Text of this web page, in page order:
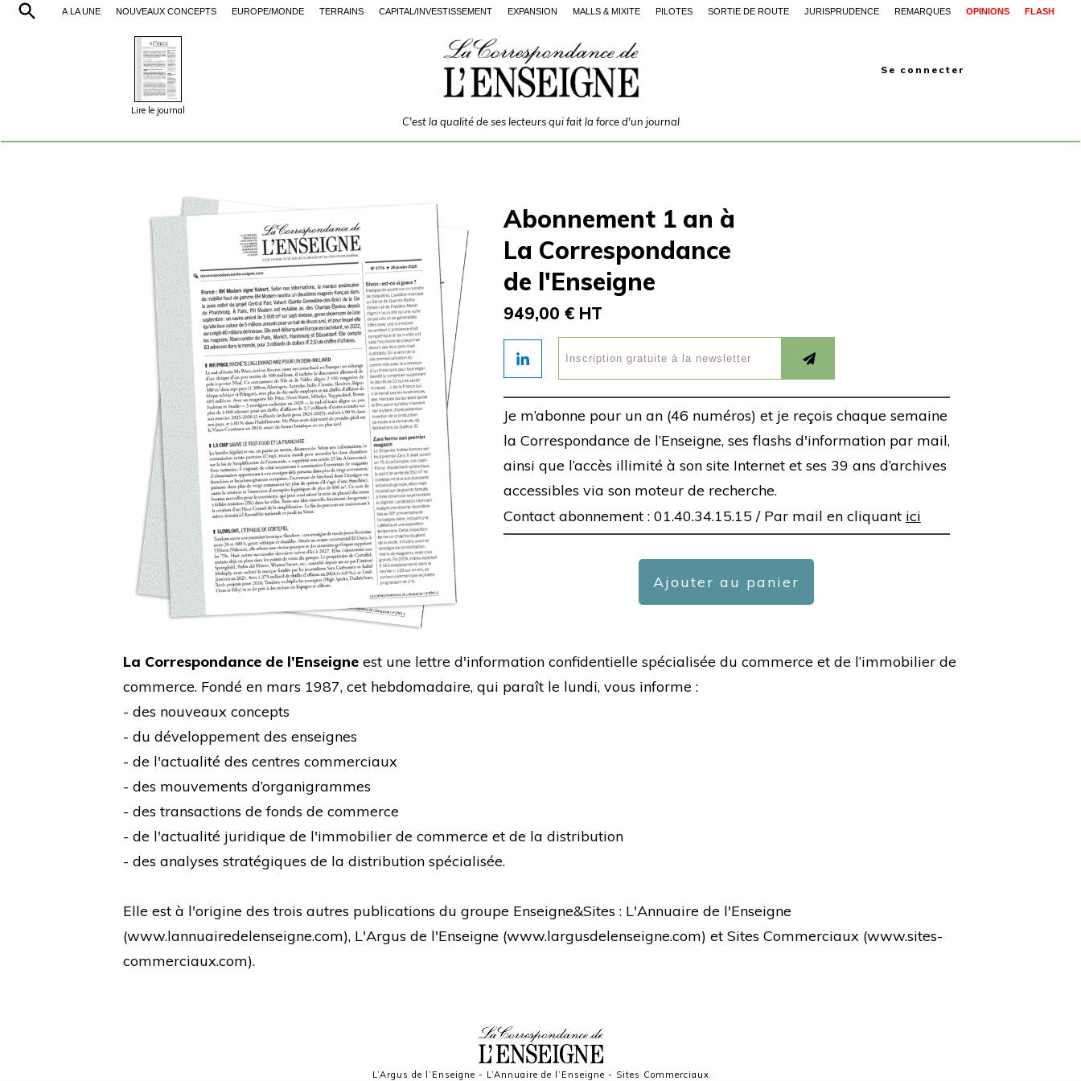
À LA UNE NOUVEAUX CONCEPTS EUROPE/MONDE TERRAINS CAPITAL/INVESTISSEMENT EXPANSION MALLS & MIXITÉ PILOTES SORTIE DE ROUTE JURISPRUDENCE REMARQUES OPINIONS FLASH
Lire le journal
C'est la qualité de ses lecteurs qui fait la force d'un journal
Se connecter
Abonnement 1 an à
La Correspondance
de l'Enseigne
949,00 € HT
Je m’abonne pour un an (46 numéros) et je reçois chaque semaine
la Correspondance de l’Enseigne, ses flashs d'information par mail,
ainsi que l’accès illimité à son site Internet et ses 39 ans d’archives
accessibles via son moteur de recherche.
Contact abonnement : 01.40.34.15.15 / Par mail en cliquant ici
Ajouter au panier
La Correspondance de l’Enseigne est une lettre d'information confidentielle spécialisée du commerce et de l’immobilier de
commerce. Fondé en mars 1987, cet hebdomadaire, qui paraît le lundi, vous informe :
- des nouveaux concepts
- du développement des enseignes
- de l'actualité des centres commerciaux
- des mouvements d’organigrammes
- des transactions de fonds de commerce
- de l'actualité juridique de l'immobilier de commerce et de la distribution
- des analyses stratégiques de la distribution spécialisée.
Elle est à l'origine des trois autres publications du groupe Enseigne&Sites : L'Annuaire de l'Enseigne
(www.lannuairedelenseigne.com), L'Argus de l'Enseigne (www.largusdelenseigne.com) et Sites Commerciaux (www.sites-
commerciaux.com).
L’Argus de l’Enseigne - L’Annuaire de l’Enseigne - Sites Commerciaux